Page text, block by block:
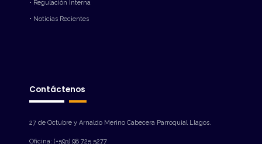
• Regulación Interna
• Noticias Recientes
Contáctenos
27 de Octubre y Arnaldo Merino Cabecera Parroquial Llagos.
Oficina: (+593) 98 725 5277